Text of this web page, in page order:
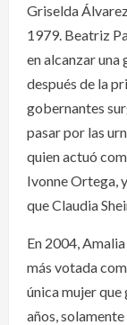
Griselda
1979. Beatriz
en alcanzar
después de la
gobernantes
pasar por las
quien actuó
Ivonne Ortega,
que Claudia
En 2004,
más votada
única mujer que
años,